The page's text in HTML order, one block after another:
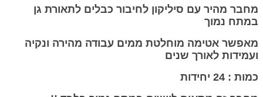
מחבר מהיר עם סיליקון לחיבור כבלים לתאורת גן
במתח נמוך
מאפשר אטימה מוחלטת ממים עבודה מהירה ונקיה
ועמידות לאורך שנים
כמות : 24 יחידות